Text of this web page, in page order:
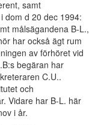
samt
dom d 20 dec 1994:
målsägandena B-L.,
har också ägt rum
av förhöret vid
begäran har
C.U..
och
Vidare har B-L. här
i år.